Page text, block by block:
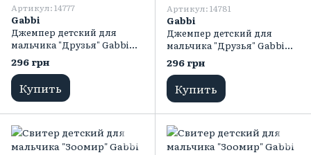
Артикул: 14777
Gabbi
Джемпер детский для
мальчика "Друзья" Gabbi
DG-19-27-1 с начесом зима р.
68 ментоловый
296 грн
Купить
Артикул: 14781
Gabbi
Джемпер детский для
мальчика "Друзья" Gabbi
DG-19-27-1 с начесом зима р.
68 бирюзовый
296 грн
Купить